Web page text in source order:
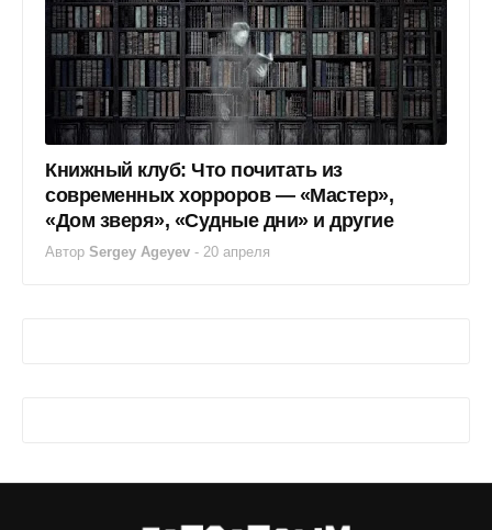
Книжный клуб: Что почитать из
современных хорроров — «Мастер»,
«Дом зверя», «Судные дни» и другие
Автор Sergey Ageyev - 20 апреля